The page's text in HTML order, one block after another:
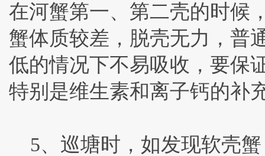
在河蟹第一、第二壳的时候
蟹体质较差，脱壳无力，普
低的情况下不易吸收，要保
特别是维生素和离子钙的补
5、巡塘时，如发现软壳蟹